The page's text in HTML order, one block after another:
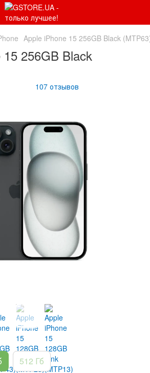
Apple iPhone 15 256GB Black
256GB Black
107 отзывов
512 Гб